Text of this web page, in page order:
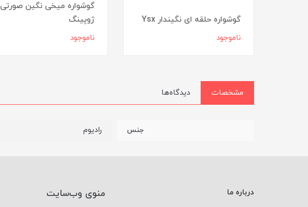
گوشواره حلقه ای نگیندار Ysx
ناموجود
گوشواره میخی نگین صورتی
ژوپینگ
ناموجود
مشخصات دیدگاه‌ها
جنس رادیوم
درباره ما منوی وب‌سایت